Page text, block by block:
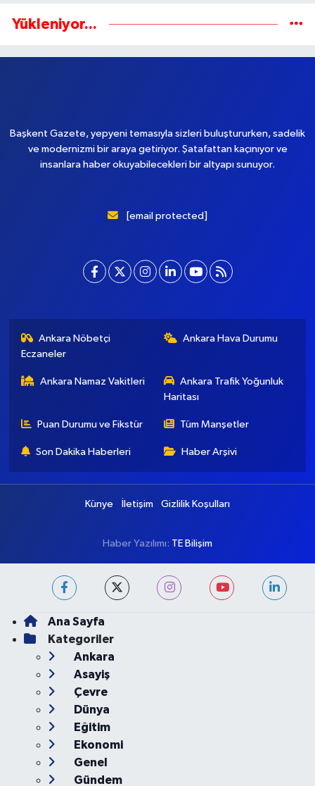
ve modernizmi bir araya getiriyor. Şatafattan kaçınıyor ve
[email protected]
Eczaneler
Ankara Namaz Vakitleri
Ankara Trafik Yoğunluk
Ana Sayfa
Kategoriler
Ankara
Asayiş
Çevre
Dünya